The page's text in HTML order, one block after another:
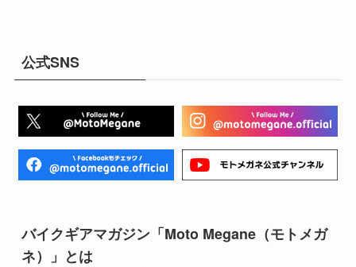
公式SNS
バイクギアマガジン「Moto Megane（モトメガ
ネ）」とは